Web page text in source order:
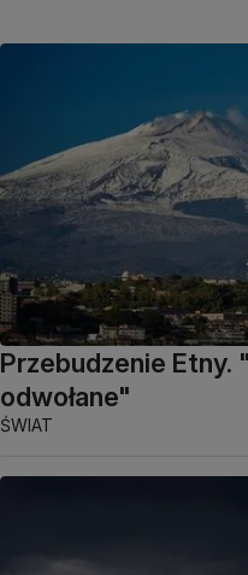
Przebudzenie
odwołane"
ŚWIAT